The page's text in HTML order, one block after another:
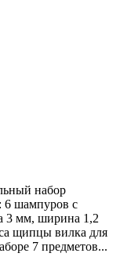
набор
6 шампуров с
3 мм, ширина 1,2
щипцы вилка для
7 предметов...